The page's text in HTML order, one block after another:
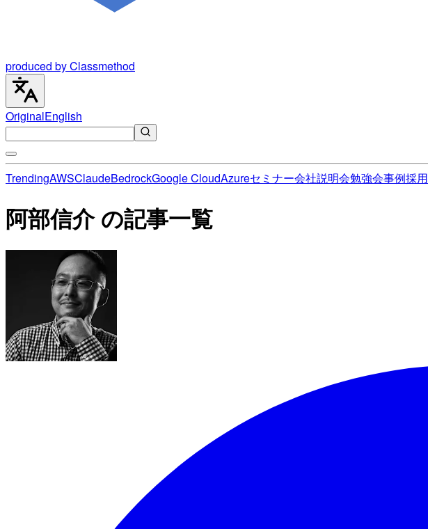
produced by Classmethod
OriginalEnglish
TrendingAWSClaudeBedrockGoogle CloudAzureセミナー会社説明会勉強会事例採用
阿部信介 の記事一覧